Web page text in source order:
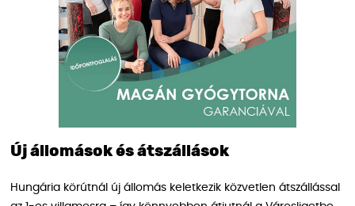
Új állomások és átszállások
Hungária körútnál új állomás keletkezik közvetlen átszállással